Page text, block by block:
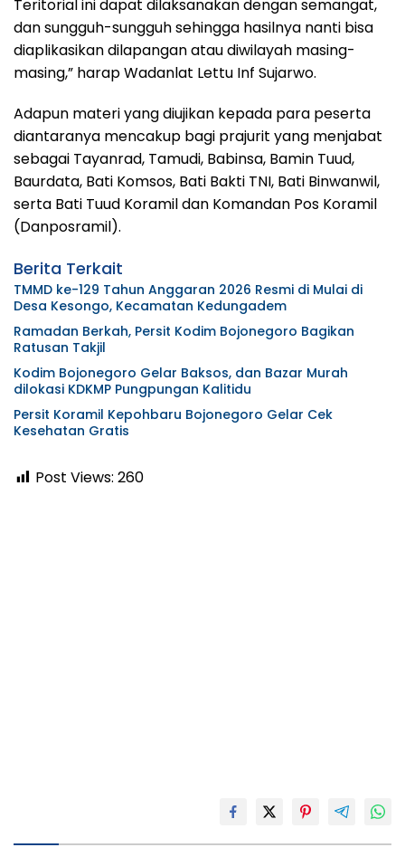
Teritorial ini dapat dilaksanakan dengan semangat,
dan sungguh-sungguh sehingga hasilnya nanti bisa
diaplikasikan dilapangan atau diwilayah masing-
masing,” harap Wadanlat Lettu Inf Sujarwo.
Adapun materi yang diujikan kepada para peserta
diantaranya mencakup bagi prajurit yang menjabat
sebagai Tayanrad, Tamudi, Babinsa, Bamin Tuud,
Baurdata, Bati Komsos, Bati Bakti TNI, Bati Binwanwil,
serta Bati Tuud Koramil dan Komandan Pos Koramil
(Danposramil).
Berita Terkait
TMMD ke-129 Tahun Anggaran 2026 Resmi di Mulai di
Desa Kesongo, Kecamatan Kedungadem
Ramadan Berkah, Persit Kodim Bojonegoro Bagikan
Ratusan Takjil
Kodim Bojonegoro Gelar Baksos, dan Bazar Murah
dilokasi KDKMP Pungpungan Kalitidu
Persit Koramil Kepohbaru Bojonegoro Gelar Cek
Kesehatan Gratis
Post Views: 260